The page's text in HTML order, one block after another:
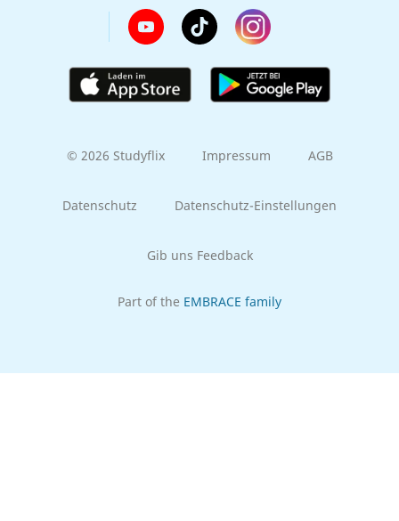
© 2026 Studyflix Impressum AGB
Datenschutz Datenschutz-Einstellungen
Gib uns Feedback
Part of the EMBRACE family